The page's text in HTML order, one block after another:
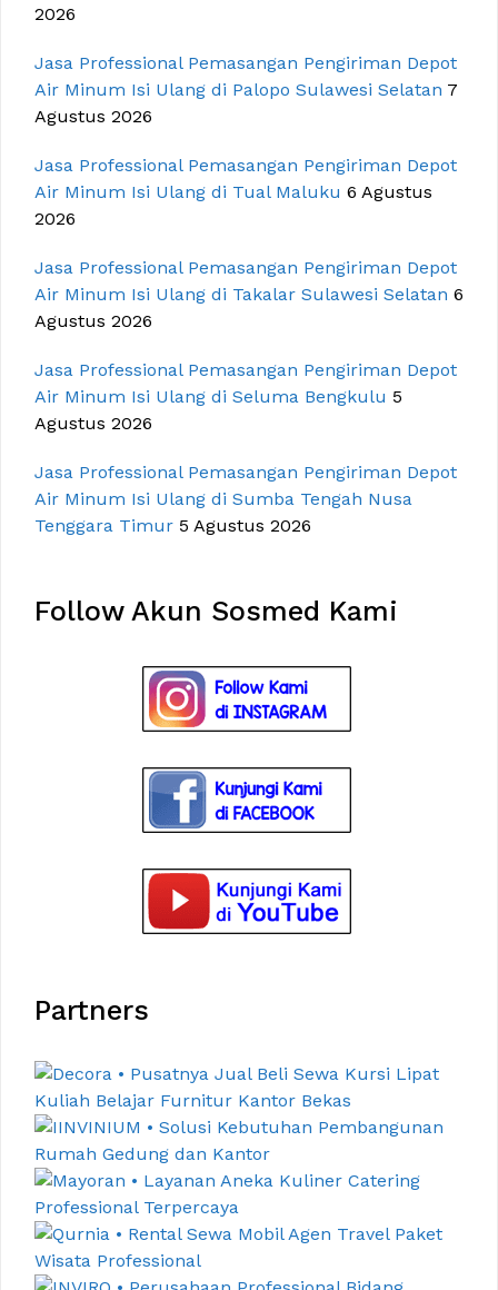
2026
Jasa Professional Pemasangan Pengiriman Depot
Air Minum Isi Ulang di Palopo Sulawesi Selatan 7
Agustus 2026
Jasa Professional Pemasangan Pengiriman Depot
Air Minum Isi Ulang di Tual Maluku 6 Agustus
2026
Jasa Professional Pemasangan Pengiriman Depot
Air Minum Isi Ulang di Takalar Sulawesi Selatan 6
Agustus 2026
Jasa Professional Pemasangan Pengiriman Depot
Air Minum Isi Ulang di Seluma Bengkulu 5
Agustus 2026
Jasa Professional Pemasangan Pengiriman Depot
Air Minum Isi Ulang di Sumba Tengah Nusa
Tenggara Timur 5 Agustus 2026
Follow Akun Sosmed Kami
Partners